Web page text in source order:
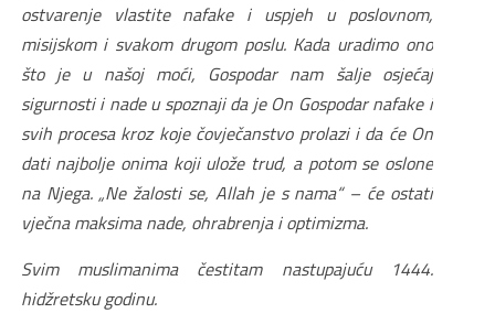
ostvarenje vlastite nafake i uspjeh u poslovnom,
misijskom i svakom drugom poslu. Kada uradimo ono
što je u našoj moći, Gospodar nam šalje osjećaj
sigurnosti i nade u spoznaji da je On Gospodar nafake i
svih procesa kroz koje čovječanstvo prolazi i da će On
dati najbolje onima koji ulože trud, a potom se oslone
na Njega. „Ne žalosti se, Allah je s nama“ – će ostati
vječna maksima nade, ohrabrenja i optimizma.
Svim muslimanima čestitam nastupajuću 1444.
hidžretsku godinu.